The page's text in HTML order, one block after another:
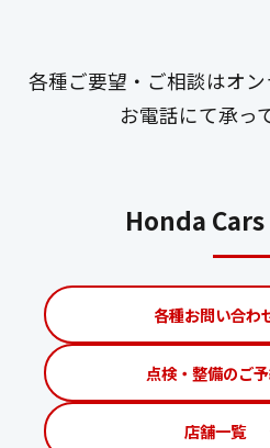
各種ご要望・ご相談はオ
お電話にて承っ
Honda Cars
各種お問い合わ
点検・整備のご
店舗一覧